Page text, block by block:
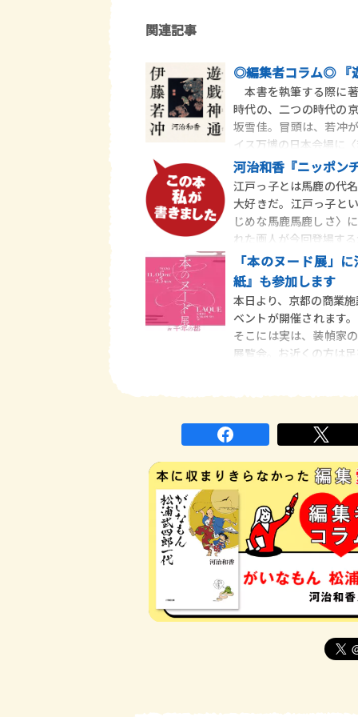
関連記事
◎編集者コラム◎ 『
本書を執筆する際に
時代の、二つの時代の
坂雪佳。冒頭は、若冲
イス万博の日本会場に
河治和香『ニッポン
江戸っ子とは馬鹿の代
大好きだ。江戸っ子と
じめな馬鹿馬鹿しさ〉
れた画人が今回登場す
「本のヌード展」
紙』も参加します
本日より、京都の商業
ベントが開催されます
そこには実は、装幀家
展覧会。お近くの方は